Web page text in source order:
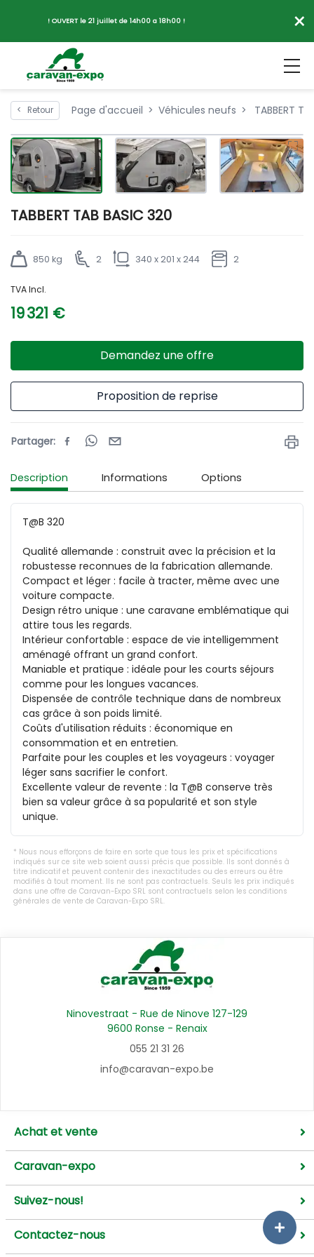
! OUVERT le 21 juillet de 14h00 a 18h00 ! ×
< Retour Page d'accueil Véhicules neufs TABBERT
TABBERT TAB BASIC 320
850 kg 2 340 x 201 x 244 2
TVA Incl.
19 321 €
Demandez une offre
Proposition de reprise
Partager:
Description Informations Options
T@B 320
Qualité allemande : construit avec la précision et la
robustesse reconnues de la fabrication allemande.
Compact et léger : facile à tracter, même avec une
voiture compacte.
Design rétro unique : une caravane emblématique qui
attire tous les regards.
Intérieur confortable : espace de vie intelligemment
aménagé offrant un grand confort.
Maniable et pratique : idéale pour les courts séjours
comme pour les longues vacances.
Dispensée de contrôle technique dans de nombreux
cas grâce à son poids limité.
Coûts d'utilisation réduits : économique en
consommation et en entretien.
Parfaite pour les couples et les voyageurs : voyager
léger sans sacrifier le confort.
Excellente valeur de revente : la T@B conserve très
bien sa valeur grâce à sa popularité et son style
unique.
Nous nous efforçons de faire en sorte que tous les prix et spécifications
indiqués sur ce site web soient aussi précis que possible. Ils sont donnés à
titre indicatif et peuvent contenir des inexactitudes ou des erreurs ou être
modifiés à tout moment. Ils ne sont pas contractuels. Seuls les prix indiqués
dans une offre de Caravan-Expo SRL sont contractuels selon les conditions
générales de vente de Caravan-Expo SRL.
Ninovestraat - Rue de Ninove 127-129
9600 Ronse - Renaix
055 21 31 26
info@caravan-expo.be
Achat et vente
Caravan-expo
Suivez-nous!
Contactez-nous